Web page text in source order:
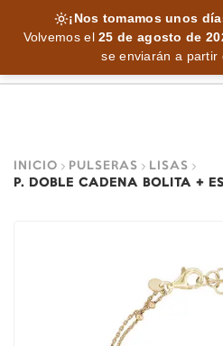
¡Nos tomamos unos
Volvemos el25 de agosto de
se enviarán a partir
INICIO PULSERAS
LISAS
P. DOBLE CADENA BOLITA +